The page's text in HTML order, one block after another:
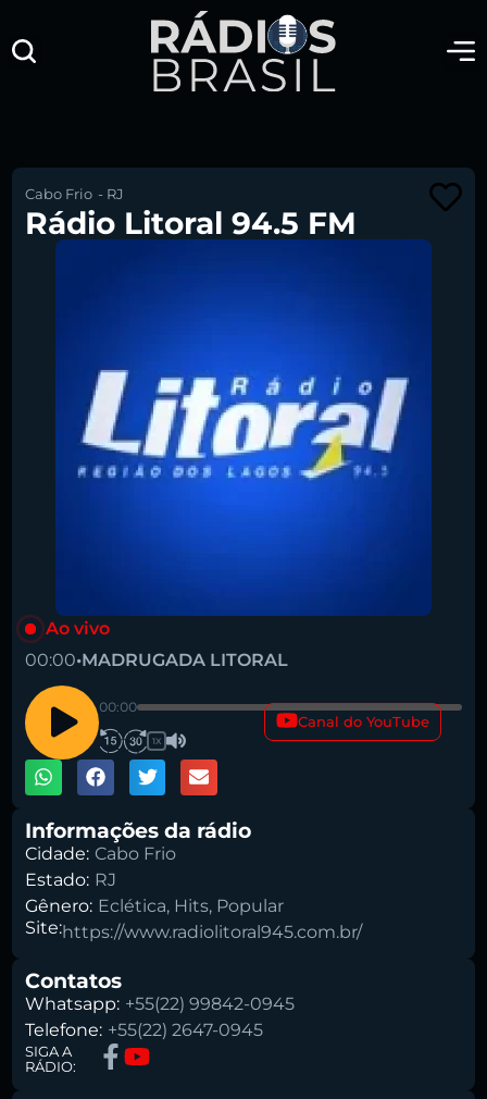
Buscar rádio
Cabo Frio - RJ
Rádio Litoral 94.5 FM
Ao vivo
00:00•MADRUGADA LITORAL
00:00
1X
Canal do YouTube
Informações da rádio
Cidade: Cabo Frio
Estado: RJ
Gênero: Eclética, Hits, Popular
Site:https://www.radiolitoral945.com.br/
Contatos
Whatsapp: +55(22) 99842-0945
Telefone: +55(22) 2647-0945
SIGA A
RÁDIO: